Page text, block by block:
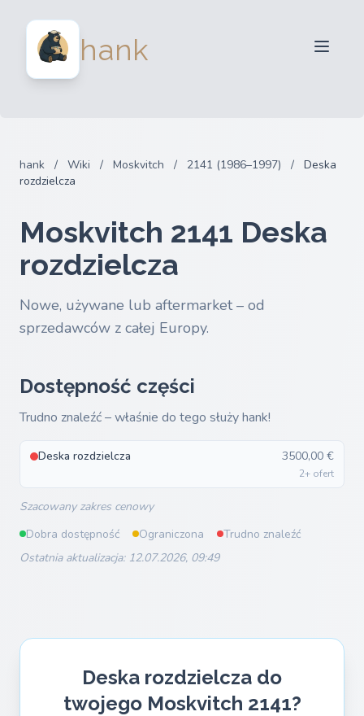
hankDla kupujących
hank / Wiki / Moskvitch / 2141 (1986–1997) /
Deska
rozdzielcza
Moskvitch 2141 Deska
rozdzielcza
Nowe, używane lub aftermarket – od
sprzedawców z całej Europy.
Dostępność części
Trudno znaleźć – właśnie do tego służy hank!
Deska rozdzielcza 3500,00 €
2+ ofert
Szacowany zakres cenowy
Dobra dostępność
Ograniczona
Trudno znaleźć
Ostatnia aktualizacja: 12.07.2026, 09:49
Deska rozdzielcza do
twojego Moskvitch 2141?